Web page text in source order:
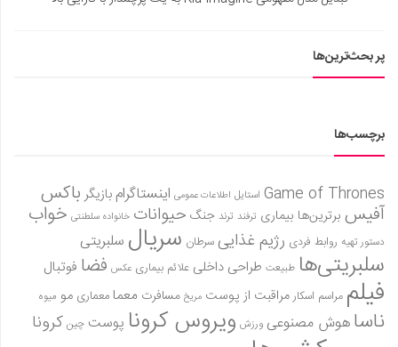
پر بحث‌ترین‌ها
برچسب‌ها
Game of Thrones استایل اطلاعات عمومی اینستاگرام بازیگر باکس
آفیس برترین‌ها بیماری ترفند ترند جنگ حیوانات خانواده سلطنتی خواب
دستور تهیه روابط فردی رژیم غذاییسرطان سریال سلبریتی
سلبریتی‌ها طبیعت طراحی داخلی علائم بیماری عکس فضا فوتبال
فیلم مراسم اسکارمراقبت از پوست مریخ مسافرت معمامعماری مو میوه
ناساهوش مصنوعی ورزش ویروس کرونا پوست چین کرونا